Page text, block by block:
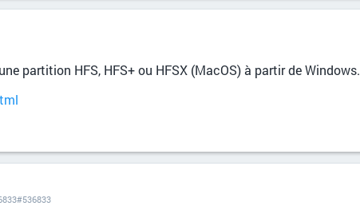
partition HFS, HFS+ ou HFSX (MacOS) à partir de Windows.